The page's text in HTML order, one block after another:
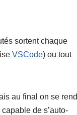
sortent chaque
VSCode) ou tout
au final on se rend
de s’auto-